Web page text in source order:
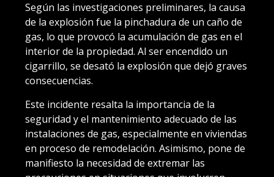
Según las investigaciones preliminares, la causa
de la explosión fue la pinchadura de un caño de
gas, lo que provocó la acumulación de gas en el
interior de la propiedad. Al ser encendido un
cigarrillo, se desató la explosión que dejó graves
consecuencias.
Este incidente resalta la importancia de la
seguridad y el mantenimiento adecuado de las
instalaciones de gas, especialmente en viviendas
en proceso de remodelación. Asimismo, pone de
manifiesto la necesidad de extremar las